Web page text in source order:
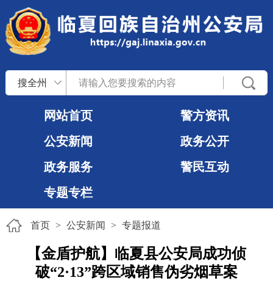
搜全州
网站首页
警方资讯
公安新闻
政务公开
政务服务
警民互动
专题专栏
首页 > 公安新闻 > 专题报道
【金盾护航】临夏县公安局成功侦
破“2·13”跨区域销售伪劣烟草案